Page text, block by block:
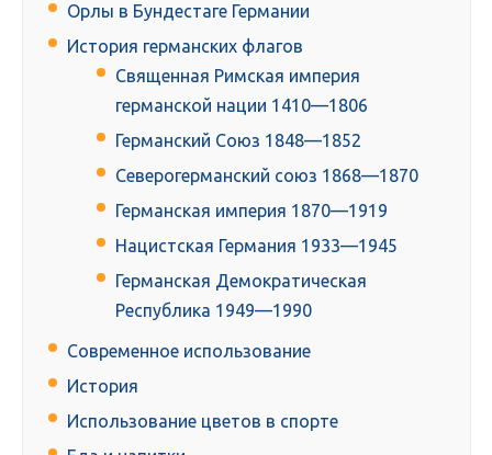
Орлы в Бундестаге Германии
История германских флагов
Священная Римская империя
германской нации 1410—1806
Германский Союз 1848—1852
Северогерманский союз 1868—1870
Германская империя 1870—1919
Нацистская Германия 1933—1945
Германская Демократическая
Республика 1949—1990
Современное использование
История
Использование цветов в спорте